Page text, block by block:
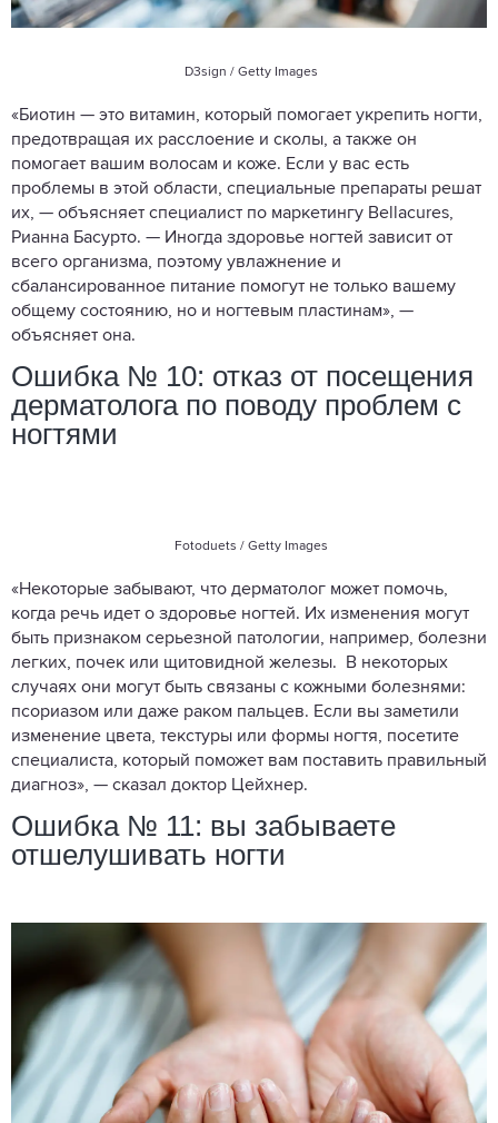
D3sign / Getty Images
«Биотин — это витамин, который помогает укрепить ногти,
предотвращая их расслоение и сколы, а также он
помогает вашим волосам и коже. Если у вас есть
проблемы в этой области, специальные препараты решат
их, — объясняет специалист по маркетингу Bellacures,
Рианна Басурто. — Иногда здоровье ногтей зависит от
всего организма, поэтому увлажнение и
сбалансированное питание помогут не только вашему
общему состоянию, но и ногтевым пластинам», —
объясняет она.
Ошибка № 10: отказ от посещения
дерматолога по поводу проблем с
ногтями
Fotoduets / Getty Images
«Некоторые забывают, что дерматолог может помочь,
когда речь идет о здоровье ногтей. Их изменения могут
быть признаком серьезной патологии, например, болезни
легких, почек или щитовидной железы. В некоторых
случаях они могут быть связаны с кожными болезнями:
псориазом или даже раком пальцев. Если вы заметили
изменение цвета, текстуры или формы ногтя, посетите
специалиста, который поможет вам поставить правильный
диагноз», — сказал доктор Цейхнер.
Ошибка № 11: вы забываете
отшелушивать ногти